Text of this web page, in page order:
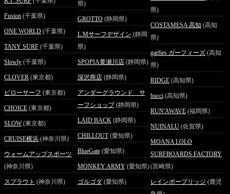
Fusion (千葉県)
ONE WORLD (千葉県)
TANY SURF (千葉県)
Slowly (千葉県)
CLOVER (東京都)
ビローサーフ (東京都)
CHOICE (東京都)
SLOW(東京都)
CRUISE横浜 (神奈川県)
ウォームアップスポーツ
(神奈川県)
スプラウト (神奈川県)
県)
GROTTO(静岡県)
L.Mサーフデザイン (静岡
県)
SPOPIA黄瀬川店(静岡県)
深沢商店(静岡県)
アンダーグラウンド サ
ーフショップ(静岡県)
LAID BACK(静岡県)
CHILLOUT(愛知県)
BlueGate(愛知県)
MONKEY ARMY(愛知県)
ゴルゴダ(愛知県)
県)
COSTAMESA 高知 (高知
県)
garfies ガーフィーズ (高知
県)
RIDGE (高知県)
bucci (高知県)
RUN'AWAVE (福岡県)
NUINALU (佐賀県)
MOANA LOLO
SURFBOARDS FACTORY
(宮崎県)
レインボーブリッジ (鹿児